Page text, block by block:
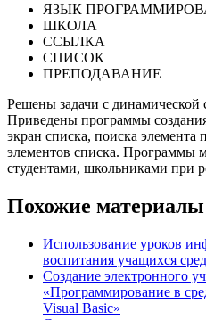
ЯЗЫК
ШКОЛА
ССЫЛКА
СПИСОК
ПРЕПОДАВАНИЕ
Решены задачи с динамической
Приведены программы
экран списка, поиска элемента
элементов списка. Программы
студентами, школьниками при
Похожие материалы
Использование уроков
воспитания учащихся
Создание электронного
«Программирование в
Visual Basic»